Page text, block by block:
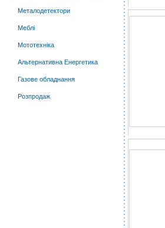
Металодетектори
Меблі
Мототехніка
Альтернативна Енергетика
Газове обладнання
Розпродаж